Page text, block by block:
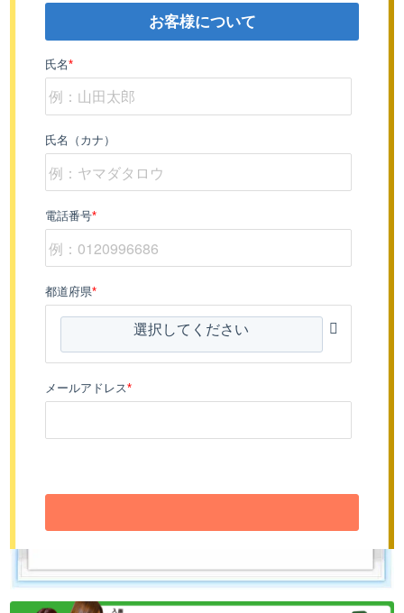
お客様について
氏名*
氏名（カナ）
電話番号*
都道府県*
選択してください
メールアドレス*